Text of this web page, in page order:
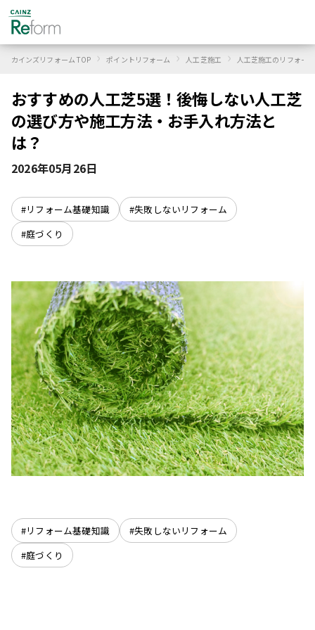
カインズリフォーム TOP › ポイントリフォーム › 人工芝施工 › 人工芝施工のリフォー
おすすめの人工芝5選！後悔しない人工芝
の選び方や施工方法・お手入れ方法と
は？
2026年05月26日
#リフォーム基礎知識
#失敗しないリフォーム
#庭づくり
#リフォーム基礎知識
#失敗しないリフォーム
#庭づくり